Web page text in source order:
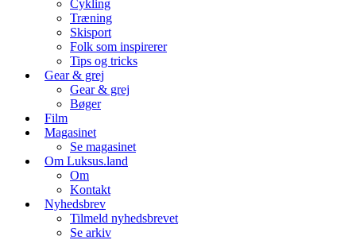
Cykling
Træning
Skisport
Folk som inspirerer
Tips og tricks
Gear & grej
Gear & grej
Bøger
Film
Magasinet
Se magasinet
Om Luksus.land
Om
Kontakt
Nyhedsbrev
Tilmeld nyhedsbrevet
Se arkiv